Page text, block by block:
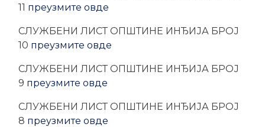
11 преузмите овде
CЛУЖБЕНИ ЛИСТ ОПШТИНЕ ИНЂИЈА БРОЈ
10 преузмите овде
CЛУЖБЕНИ ЛИСТ ОПШТИНЕ ИНЂИЈА БРОЈ
9 преузмите овде
CЛУЖБЕНИ ЛИСТ ОПШТИНЕ ИНЂИЈА БРОЈ
8 преузмите овде